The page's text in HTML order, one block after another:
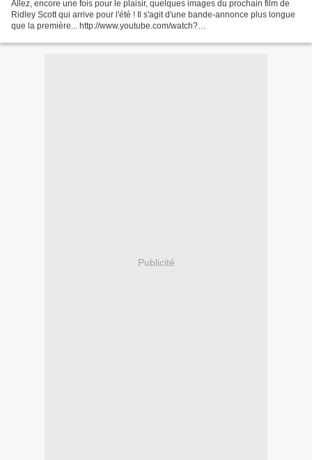
Allez, encore une fois pour le plaisir, quelques images du prochain film de
Ridley Scott qui arrive pour l'été ! Il s'agit d'une bande-annonce plus longue
que la première... http://www.youtube.com/watch?
Publicité